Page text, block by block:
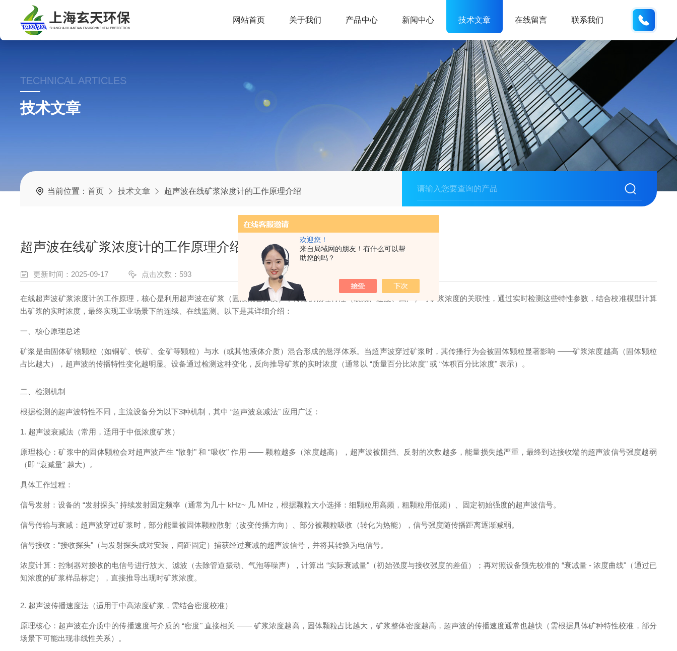
欢迎您！
来自局域网的朋友！有什么可以帮
助您的吗？
网站首页 关于我们 产品中心 新闻中心 技术文章 在线留言 联系我们
TECHNICAL ARTICLES
技术文章
当前位置：首页 技术文章 超声波在线矿浆浓度计的工作原理介绍
超声波在线矿浆浓度计的工作原理介绍
更新时间：2025-09-17 点击次数：593
在线超声波矿浆浓度计的工作原理，核心是利用超声波在矿浆（固液混合介质）中传播的物理特性（衰减、速度、回声）与矿浆浓度的关联性，通过实时检测这些特性参数，结合校准模型计算
出矿浆的实时浓度，最终实现工业场景下的连续、在线监测。以下是其详细介绍：
一、核心原理总述
矿浆是由固体矿物颗粒（如铜矿、铁矿、金矿等颗粒）与水（或其他液体介质）混合形成的悬浮体系。当超声波穿过矿浆时，其传播行为会被固体颗粒显著影响 ——矿浆浓度越高（固体颗粒
占比越大），超声波的传播特性变化越明显。设备通过检测这种变化，反向推导矿浆的实时浓度（通常以 “质量百分比浓度" 或 “体积百分比浓度" 表示）。
二、检测机制
根据检测的超声波特性不同，主流设备分为以下3种机制，其中 “超声波衰减法" 应用广泛：
1. 超声波衰减法（常用，适用于中低浓度矿浆）
原理核心：矿浆中的固体颗粒会对超声波产生 “散射" 和 “吸收" 作用 —— 颗粒越多（浓度越高），超声波被阻挡、反射的次数越多，能量损失越严重，最终到达接收端的超声波信号强度越弱
（即 “衰减量" 越大）。
具体工作过程：
信号发射：设备的 “发射探头" 持续发射固定频率（通常为几十 kHz~ 几 MHz，根据颗粒大小选择：细颗粒用高频，粗颗粒用低频）、固定初始强度的超声波信号。
信号传输与衰减：超声波穿过矿浆时，部分能量被固体颗粒散射（改变传播方向）、部分被颗粒吸收（转化为热能），信号强度随传播距离逐渐减弱。
信号接收：“接收探头"（与发射探头成对安装，间距固定）捕获经过衰减的超声波信号，并将其转换为电信号。
浓度计算：控制器对接收的电信号进行放大、滤波（去除管道振动、气泡等噪声），计算出 “实际衰减量"（初始强度与接收强度的差值）；再对照设备预先校准的 “衰减量 - 浓度曲线"（通过已
知浓度的矿浆样品标定），直接推导出现时矿浆浓度。
2. 超声波传播速度法（适用于中高浓度矿浆，需结合密度校准）
原理核心：超声波在介质中的传播速度与介质的 “密度" 直接相关 —— 矿浆浓度越高，固体颗粒占比越大，矿浆整体密度越高，超声波的传播速度通常也越快（需根据具体矿种特性校准，部分
场景下可能出现非线性关系）。